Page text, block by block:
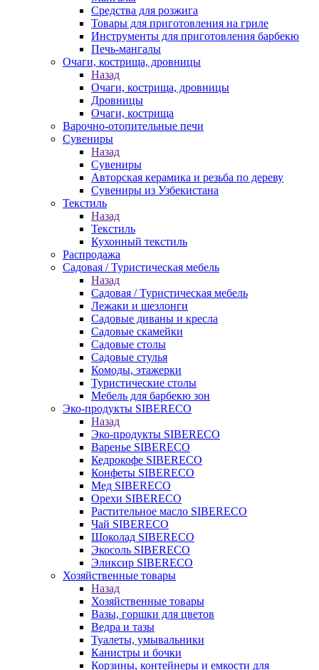
Средства для розжига
Товары для приготовления на гриле
Инструменты для приготовления барбекю
Печь-мангалы
Очаги, кострища, дровницы
Назад
Очаги, кострища, дровницы
Дровницы
Очаги, кострища
Варочно-отопительные печи
Сувениры
Назад
Сувениры
Авторская керамика и резьба по дереву
Сувениры из Узбекистана
Текстиль
Назад
Текстиль
Кухонный текстиль
Распродажа
Садовая / Туристическая мебель
Назад
Садовая / Туристическая мебель
Лежаки и шезлонги
Садовые диваны и кресла
Садовые скамейки
Садовые столы
Садовые стулья
Комоды, этажерки
Туристические столы
Мебель для барбекю зон
Эко-продукты SIBERECO
Назад
Эко-продукты SIBERECO
Варенье SIBERECO
Кедрокофе SIBERECO
Конфеты SIBERECO
Мед SIBERECO
Орехи SIBERECO
Растительное масло SIBERECO
Чай SIBERECO
Шоколад SIBERECO
Экосоль SIBERECO
Эликсир SIBERECO
Хозяйственные товары
Назад
Хозяйственные товары
Вазы, горшки для цветов
Ведра и тазы
Туалеты, умывальники
Канистры и бочки
Корзины, контейнеры и емкости для